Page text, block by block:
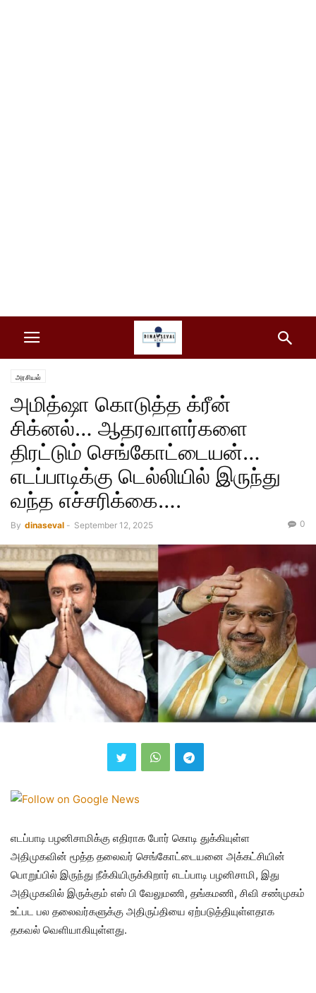
அரசியல்
அமித்ஷா கொடுத்த க்ரீன்
சிக்னல்… ஆதரவாளர்களை
திரட்டும் செங்கோட்டையன்…
எடப்பாடிக்கு டெல்லியில் இருந்து
வந்த எச்சரிக்கை….
By dinaseval - September 12, 2025 0
எடப்பாடி பழனிசாமிக்கு எதிராக போர் கொடி துக்கியுள்ள
அதிமுகவின் மூத்த தலைவர் செங்கோட்டையனை அக்கட்சியின்
பொறுப்பில் இருந்து நீக்கியிருக்கிறார் எடப்பாடி பழனிசாமி, இது
அதிமுகவில் இருக்கும் எஸ் பி வேலுமணி, தங்கமணி, சிவி சண்முகம்
உட்பட பல தலைவர்களுக்கு அதிருப்தியை ஏற்படுத்தியுள்ளதாக
தகவல் வெளியாகியுள்ளது.